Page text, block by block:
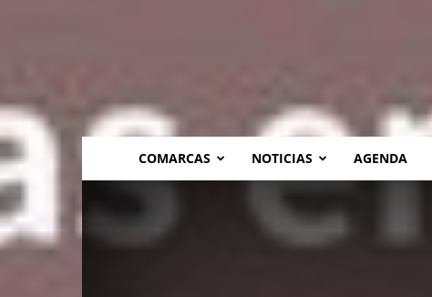
COMARCAS NOTICIAS AGENDA